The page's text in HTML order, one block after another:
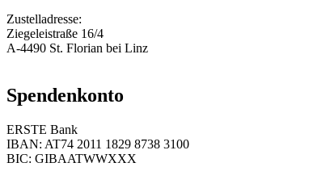
Zustelladresse:
Ziegeleistraße 16/4
A-4490 St. Florian bei Linz
Spendenkonto
ERSTE Bank
IBAN: AT74 2011 1829 8738 3100
BIC: GIBAATWWXXX